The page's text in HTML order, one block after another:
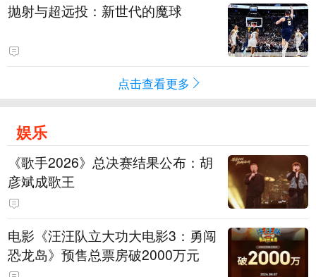
抛射与超远投：新世代的魔球
点击查看更多
娱乐
《歌手2026》总决赛结果公布：胡
彦斌成歌王
电影《汪汪队立大功大电影3：勇闯
恐龙岛》预售总票房破2000万元